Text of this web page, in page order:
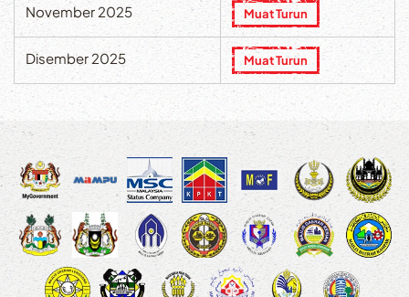
November 2025 Muat Turun
Disember 2025 Muat Turun